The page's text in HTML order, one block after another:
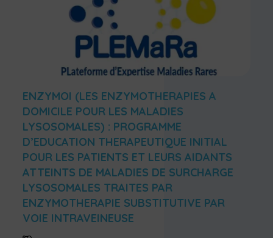
ENZYMOI (LES ENZYMOTHERAPIES A
DOMICILE POUR LES MALADIES
LYSOSOMALES) : PROGRAMME
D’EDUCATION THERAPEUTIQUE INITIAL
POUR LES PATIENTS ET LEURS AIDANTS
ATTEINTS DE MALADIES DE SURCHARGE
LYSOSOMALES TRAITES PAR
ENZYMOTHERAPIE SUBSTITUTIVE PAR
VOIE INTRAVEINEUSE